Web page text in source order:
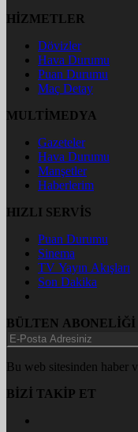
HİZMETLER
Dövizler
Hava Durumu
Puan Durumu
Maç Detay
MULTİMEDYA
Gazeteler
Hava Durumu
Manşetler
Haberlerim
HIZLI SERVİS
Puan Durumu
Sinema
TV Yayın Akışları
Son Dakika
BÜLTEN ABONELİĞİ
Bu web sitesinden haber
BİZİ TAKİP ET